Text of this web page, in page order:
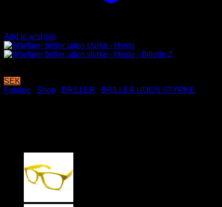
Add to wishlist
SEK
Forside
Shop BRILLER BRILLER UDEN STYRKE